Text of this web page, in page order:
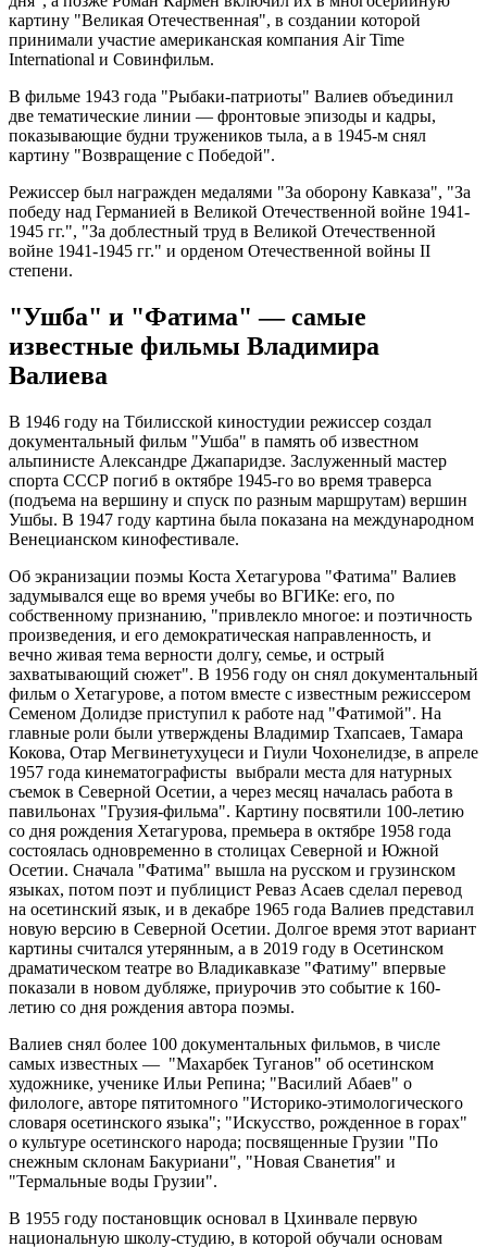
картину "Великая Отечественная", в создании которой
принимали участие американская компания Air Time
International и Совинфильм.
В фильме 1943 года "Рыбаки-патриоты" Валиев объединил
две тематические линии — фронтовые эпизоды и кадры,
показывающие будни тружеников тыла, а в 1945-м снял
картину "Возвращение с Победой".
Режиссер был награжден медалями "За оборону Кавказа", "За
победу над Германией в Великой Отечественной войне 1941-
1945 гг.", "За доблестный труд в Великой Отечественной
войне 1941-1945 гг." и орденом Отечественной войны II
степени.
"Ушба" и "Фатима" — самые
известные фильмы Владимира
Валиева
В 1946 году на Тбилисской киностудии режиссер создал
документальный фильм "Ушба" в память об известном
альпинисте Александре Джапаридзе. Заслуженный мастер
спорта СССР погиб в октябре 1945-го во время траверса
(подъема на вершину и спуск по разным маршрутам) вершин
Ушбы. В 1947 году картина была показана на международном
Венецианском кинофестивале.
Об экранизации поэмы Коста Хетагурова "Фатима" Валиев
задумывался еще во время учебы во ВГИКе: его, по
собственному признанию, "привлекло многое: и поэтичность
произведения, и его демократическая направленность, и
вечно живая тема верности долгу, семье, и острый
захватывающий сюжет". В 1956 году он снял документальный
фильм о Хетагурове, а потом вместе с известным режиссером
Семеном Долидзе приступил к работе над "Фатимой". На
главные роли были утверждены Владимир Тхапсаев, Тамара
Кокова, Отар Мегвинетухуцеси и Гиули Чохонелидзе, в апреле
1957 года кинематографисты выбрали места для натурных
съемок в Северной Осетии, а через месяц началась работа в
павильонах "Грузия-фильма". Картину посвятили 100-летию
со дня рождения Хетагурова, премьера в октябре 1958 года
состоялась одновременно в столицах Северной и Южной
Осетии. Сначала "Фатима" вышла на русском и грузинском
языках, потом поэт и публицист Реваз Асаев сделал перевод
на осетинский язык, и в декабре 1965 года Валиев представил
новую версию в Северной Осетии. Долгое время этот вариант
картины считался утерянным, а в 2019 году в Осетинском
драматическом театре во Владикавказе "Фатиму" впервые
показали в новом дубляже, приурочив это событие к 160-
летию со дня рождения автора поэмы.
Валиев снял более 100 документальных фильмов, в числе
самых известных — "Махарбек Туганов" об осетинском
художнике, ученике Ильи Репина; "Василий Абаев" о
филологе, авторе пятитомного "Историко-этимологического
словаря осетинского языка"; "Искусство, рожденное в горах"
о культуре осетинского народа; посвященные Грузии "По
снежным склонам Бакуриани", "Новая Сванетия" и
"Термальные воды Грузии".
В 1955 году постановщик основал в Цхинвале первую
национальную школу-студию, в которой обучали основам